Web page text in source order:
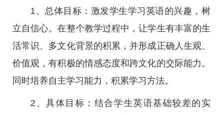
1、总体目标：激发学生学习英语的兴趣，树
立自信心。在整个教学过程中，让学生有丰富的生
活常识、多文化背景的积累，并形成正确人生观、
价值观，有积极的情感态度和跨文化的交际能力。
同时培养自主学习能力，积累学习方法。
2、具体目标：结合学生英语基础较差的实